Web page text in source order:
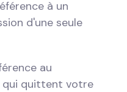
à un
d'une seule
au
qui quittent votre